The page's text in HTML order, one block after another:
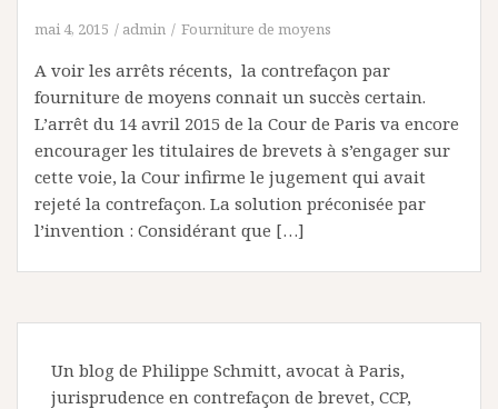
mai 4, 2015 admin Fourniture de moyens
A voir les arrêts récents, la contrefaçon par
fourniture de moyens connait un succès certain.
L’arrêt du 14 avril 2015 de la Cour de Paris va encore
encourager les titulaires de brevets à s’engager sur
cette voie, la Cour infirme le jugement qui avait
rejeté la contrefaçon. La solution préconisée par
l’invention : Considérant que […]
Un blog de Philippe Schmitt, avocat à Paris,
jurisprudence en contrefaçon de brevet, CCP,